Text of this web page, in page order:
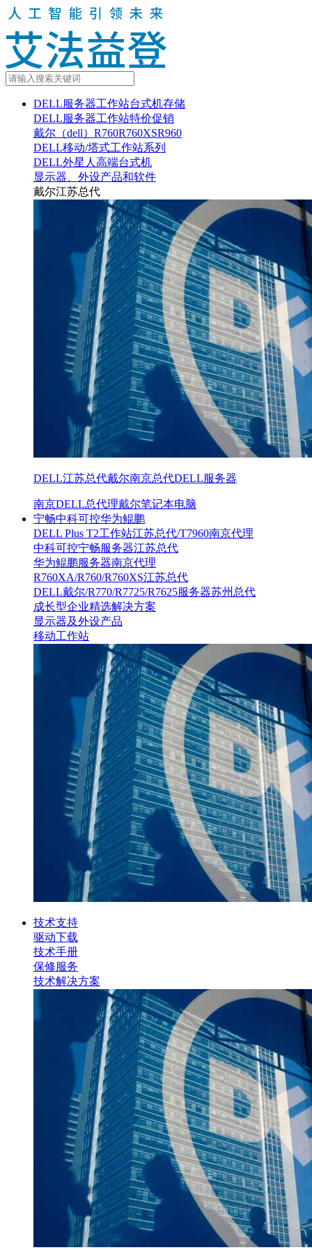
DELL服务器工作站台式机存储
DELL服务器工作站特价促销
戴尔（dell）R760R760XSR960
DELL移动/塔式工作站系列
DELL外星人高端台式机
显示器、外设产品和软件
戴尔江苏总代
DELL江苏总代戴尔南京总代DELL服务器
南京DELL总代理戴尔笔记本电脑
宁畅中科可控华为鲲鹏
DELL Plus T2工作站江苏总代/T7960南京代理
中科可控宁畅服务器江苏总代
华为鲲鹏服务器南京代理
R760XA/R760/R760XS江苏总代
DELL戴尔/R770/R7725/R7625服务器苏州总代
成长型企业精选解决方案
显示器及外设产品
移动工作站
技术支持
驱动下载
技术手册
保修服务
技术解决方案